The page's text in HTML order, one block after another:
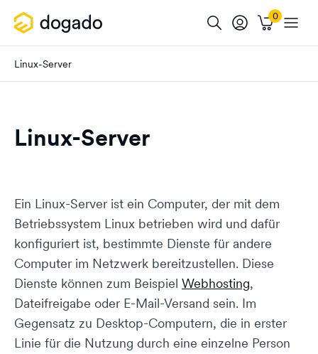
Linux-Server
Linux-Server
Ein Linux-Server ist ein Computer, der mit dem
Betriebssystem Linux betrieben wird und dafür
konfiguriert ist, bestimmte Dienste für andere
Computer im Netzwerk bereitzustellen. Diese
Dienste können zum Beispiel Webhosting,
Dateifreigabe oder E-Mail-Versand sein. Im
Gegensatz zu Desktop-Computern, die in erster
Linie für die Nutzung durch eine einzelne Person